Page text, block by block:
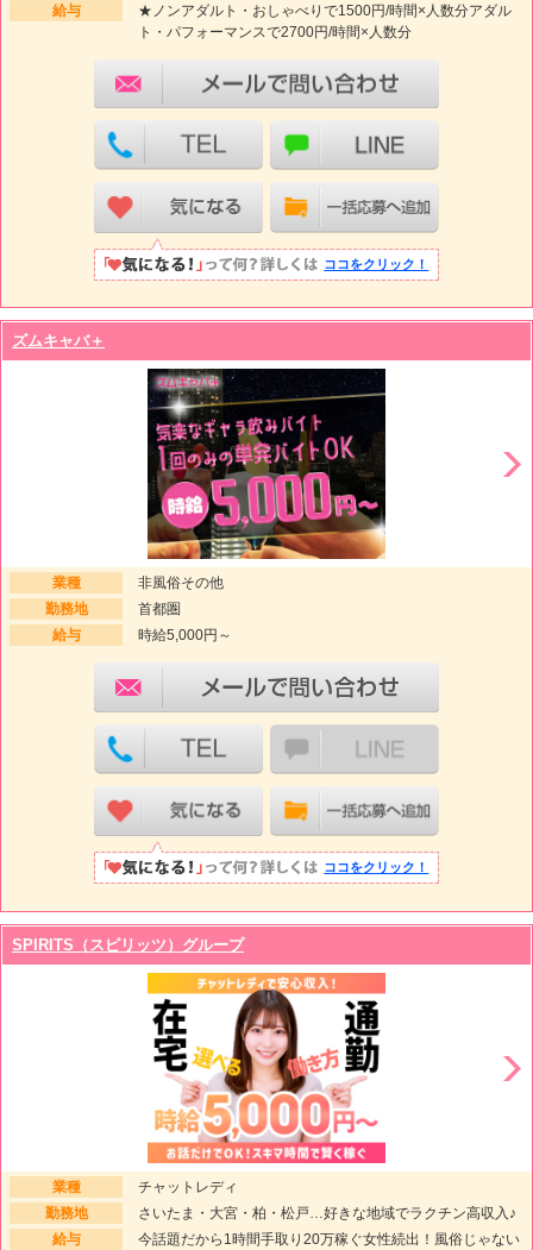
給与
★ノンアダルト・おしゃべりで1500円/時間×人数分アダル
ト・パフォーマンスで2700円/時間×人数分
ココをクリック！
ズムキャバ＋
業種
非風俗その他
勤務地
首都圏
給与
時給5,000円～
ココをクリック！
SPIRITS（スピリッツ）グループ
業種
チャットレディ
勤務地
さいたま・大宮・柏・松戸…好きな地域でラクチン高収入♪
給与
今話題だから1時間手取り20万稼ぐ女性続出！風俗じゃない